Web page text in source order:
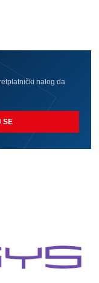
nalog da
SE